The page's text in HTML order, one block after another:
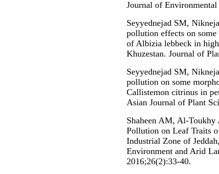
Journal of
Seyyednejad SM,
pollution effects on
of Albizia lebbeck in
Khuzestan. Journal of
Seyyednejad SM,
pollution on some
Callistemon citrinus in
Asian Journal of Plant
Shaheen AM, Al-
Pollution on Leaf Traits
Industrial Zone of
Environment and Arid
2016;26(2):33-40.